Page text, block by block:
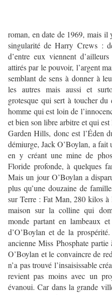
roman, en date de 1969, mais
singularité de Harry Crews :
d’entre eux viennent
attirés par le pouvoir, l’argent
semblant de sens à donner à
les autres mais aussi et
grotesque qui sert à toucher du
homme qui est loin de
et bien son libre arbitre et qui
Garden Hills, donc est l’Éden
démiurge, Jack O’Boylan, a fait
en y créant une mine de
Floride profonde, à quelques
Mais un jour O’Boylan a
plus qu’une douzaine de
sur Terre : Fat Man, 280 kilos à
maison sur la colline qui
monde partant en lambeaux
d’O’Boylan et de la
ancienne Miss Phosphate
O’Boylan et le convaincre de
n’a pas trouvé l’insaisissable
revient pas moins avec un
évanoui. Car dans la grande